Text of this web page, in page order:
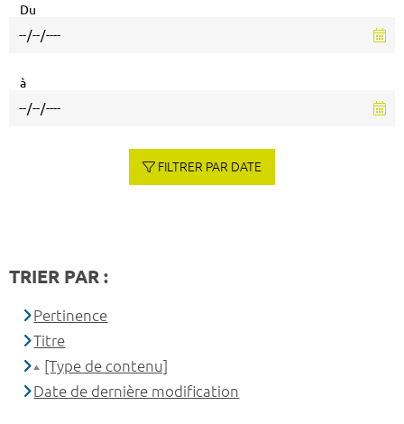
Du
à
FILTRER PAR DATE
TRIER PAR :
Pertinence
Titre
[Type de contenu]
Date de dernière modification